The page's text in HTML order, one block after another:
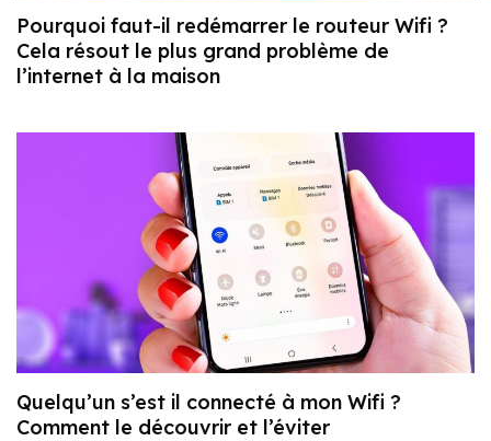
Pourquoi faut-il redémarrer le routeur Wifi ?
Cela résout le plus grand problème de
l’internet à la maison
Quelqu’un s’est il connecté à mon Wifi ?
Comment le découvrir et l’éviter